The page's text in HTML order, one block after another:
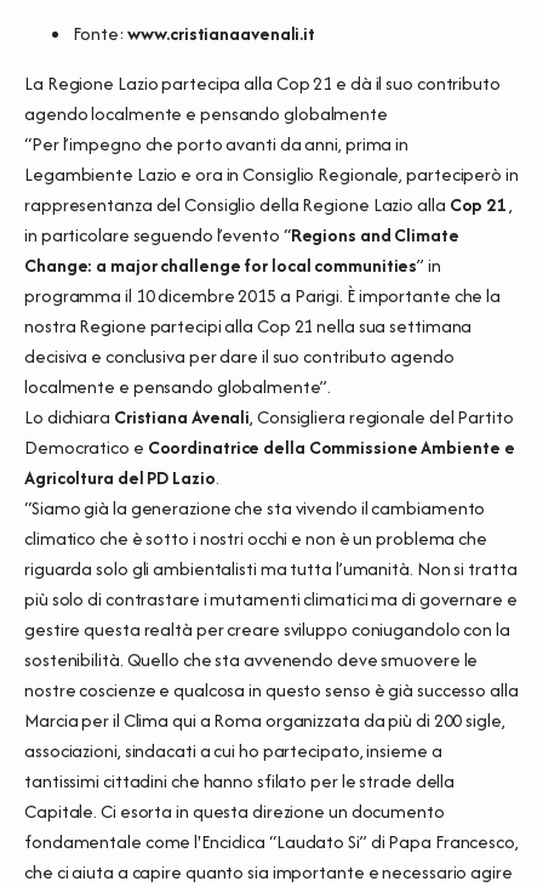
Fonte:www.cristianaavenali.it
La Regione Lazio partecipa alla Cop 21 e dà il suo contributo
agendo localmente e pensando globalmente
“Per l’impegno che porto avanti da anni, prima in
Legambiente Lazio e ora in Consiglio Regionale, parteciperò in
rappresentanza del Consiglio della Regione Lazio alla Cop 21,
in particolare seguendo l’evento “Regions and Climate
Change: a major challenge for local communities” in
programma il 10 dicembre 2015 a Parigi. È importante che la
nostra Regione partecipi alla Cop 21 nella sua settimana
decisiva e conclusiva per dare il suo contributo agendo
localmente e pensando globalmente”.
Lo dichiara Cristiana Avenali, Consigliera regionale del Partito
Democratico e Coordinatrice della Commissione Ambiente e
Agricoltura del PD Lazio.
“Siamo già la generazione che sta vivendo il cambiamento
climatico che è sotto i nostri occhi e non è un problema che
riguarda solo gli ambientalisti ma tutta l’umanità. Non si tratta
più solo di contrastare i mutamenti climatici ma di governare e
gestire questa realtà per creare sviluppo coniugandolo con la
sostenibilità. Quello che sta avvenendo deve smuovere le
nostre coscienze e qualcosa in questo senso è già successo alla
Marcia per il Clima qui a Roma organizzata da più di 200 sigle,
associazioni, sindacati a cui ho partecipato, insieme a
tantissimi cittadini che hanno sfilato per le strade della
Capitale. Ci esorta in questa direzione un documento
fondamentale come l'Enciclica “Laudato Si” di Papa Francesco,
che ci aiuta a capire quanto sia importante e necessario agire